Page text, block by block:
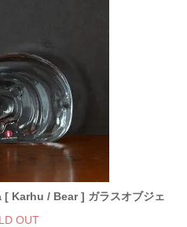
Karhu / Bear ] ガラスオブジェ
OUT